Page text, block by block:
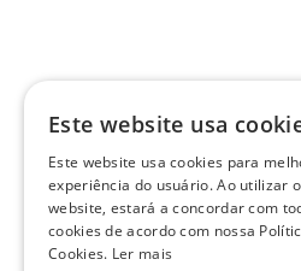
Este website usa
Este website usa cookies para
experiência do usuário. Ao utilizar
website, estará a concordar com
cookies de acordo com nossa
Cookies. Ler mais